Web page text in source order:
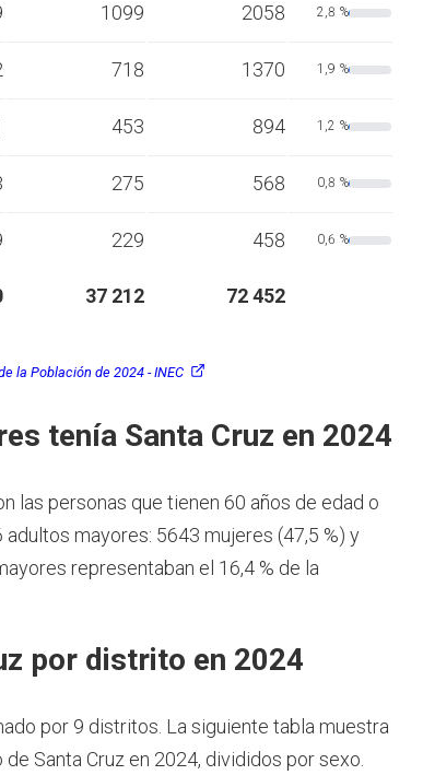
1099 2058 2,8 %
718 1370 1,9 %
453 894 1,2 %
275 568 0,8 %
229 458 0,6 %
37 212 72 452
la Población de 2024 - INEC
tenía Santa Cruz en 2024
las personas que tienen 60 años de edad o
adultos mayores: 5643 mujeres (47,5 %) y
representaban el 16,4 % de la
por distrito en 2024
por 9 distritos. La siguiente tabla muestra
Santa Cruz en 2024, divididos por sexo.